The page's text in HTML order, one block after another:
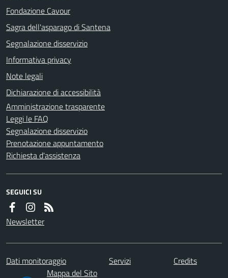
Fondazione Cavour
Sagra dell'asparago di Santena
Segnalazione disservizio
Informativa privacy
Note legali
Dichiarazione di accessibilità
Amministrazione trasparente
Leggi le FAQ
Segnalazione disservizio
Prenotazione appuntamento
Richiesta d'assistenza
SEGUICI SU
Newsletter
Dati monitoraggio Servizi
Credits
Mappa del Sito